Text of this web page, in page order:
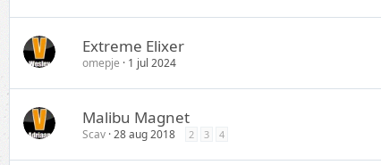
Extreme Elixer
omepje 1 jul 2024
Malibu Magnet
Scav 28 aug 2018 2 3 4